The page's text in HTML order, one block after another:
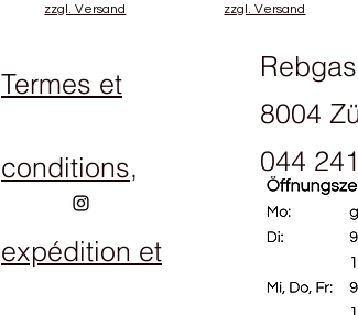
zzgl. Versand
zzgl. Versand
Termes et
conditions,
expédition et
8004
044
Lundi